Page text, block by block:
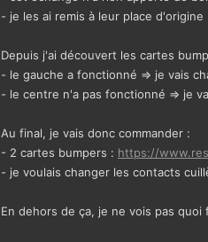
- je les ai remis à leur place
Depuis j'ai découvert les cartes
- le gauche a fonctionné => je vais
- le centre n'a pas fonctionné => je
Au final, je vais donc commander :
- 2 cartes bumpers : https://
- je voulais changer les contacts
En dehors de ça, je ne vois pas